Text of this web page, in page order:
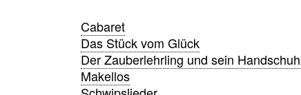
Cabaret
Das Stück vom Glück
Der Zauberlehrling und sein Handschuh
Makellos